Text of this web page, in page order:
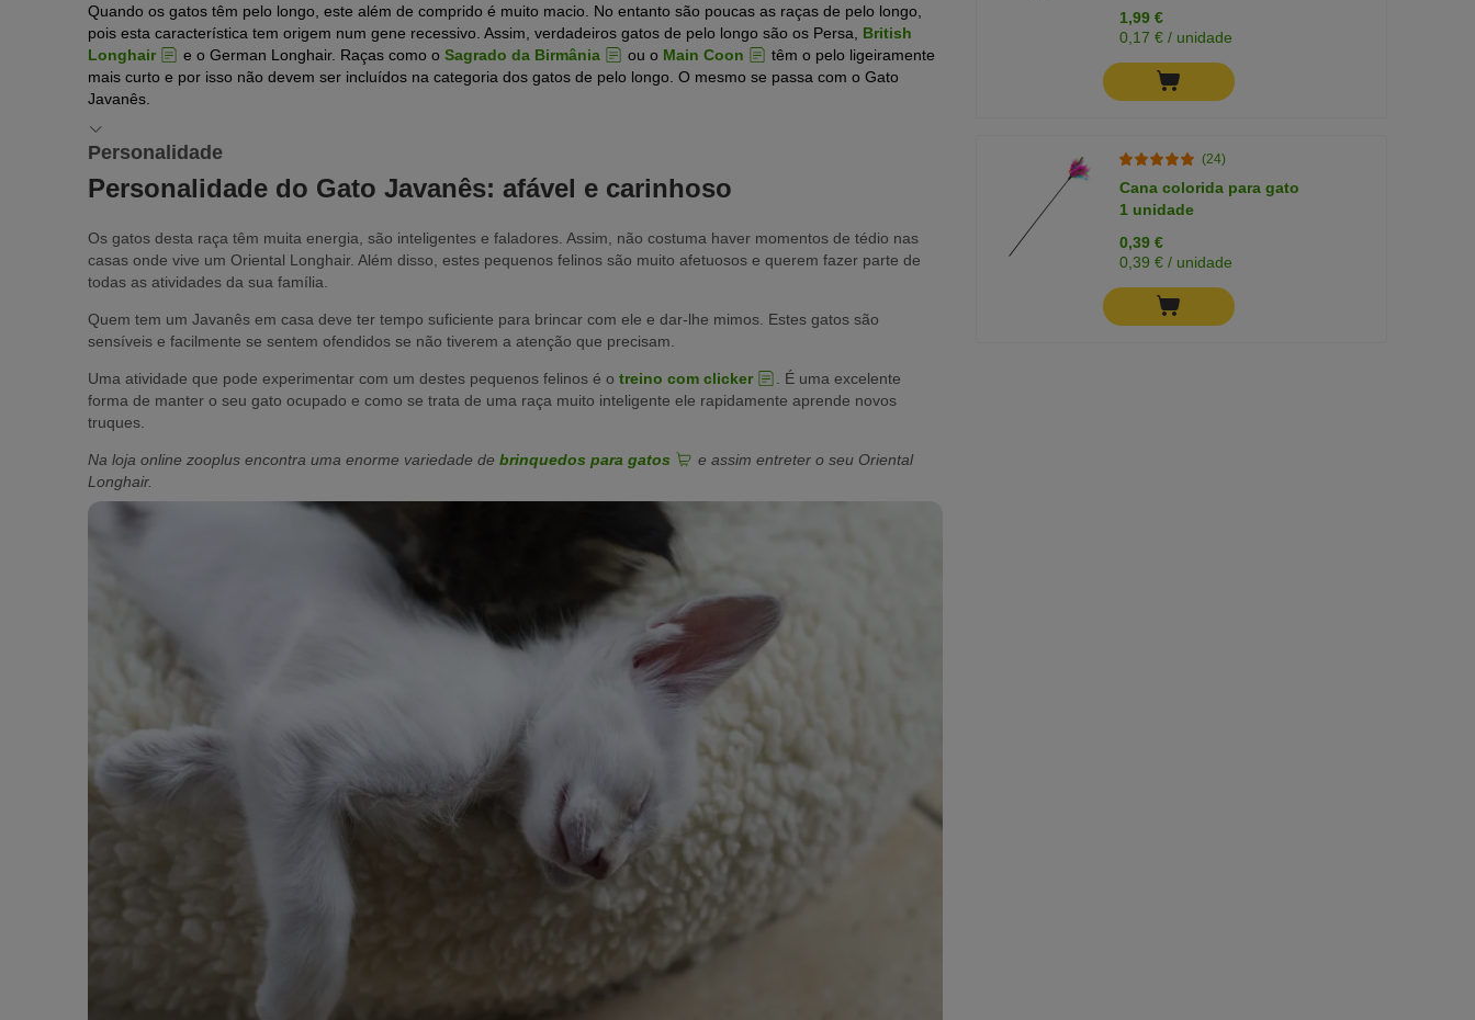
Quando os gatos têm pelo longo, este além de comprido é muito macio. No entanto são poucas as raças de pelo longo,
pois esta característica tem origem num gene recessivo. Assim, verdadeiros gatos de pelo longo são os Persa, British
Longhair
e o German Longhair. Raças como o Sagrado da Birmânia ou o Main Coon
têm o pelo ligeiramente
mais curto e por isso não devem ser incluídos na categoria dos gatos de pelo longo. O mesmo se passa com o Gato
Javanês.
Personalidade
Personalidade do Gato Javanês: afável e carinhoso
Os gatos desta raça têm muita energia, são inteligentes e faladores. Assim, não costuma haver momentos de tédio nas
casas onde vive um Oriental Longhair. Além disso, estes pequenos felinos são muito afetuosos e querem fazer parte de
todas as atividades da sua família.
Quem tem um Javanês em casa deve ter tempo suficiente para brincar com ele e dar-lhe mimos. Estes gatos são
sensíveis e facilmente se sentem ofendidos se não tiverem a atenção que precisam.
Uma atividade que pode experimentar com um destes pequenos felinos é o treino com clicker
. É uma excelente
forma de manter o seu gato ocupado e como se trata de uma raça muito inteligente ele rapidamente aprende novos
truques.
Na loja online zooplus encontra uma enorme variedade de brinquedos para gatos
e assim entreter o seu Oriental
Longhair.
1,99 €
0,17 € / unidade
(24)
Cana colorida para gato
1 unidade
0,39 €
0,39 € / unidade